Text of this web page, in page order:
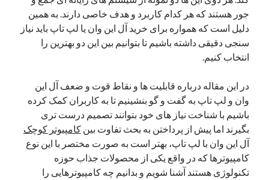
بایگانی‌ها
مارس 2026
ژانویه 2026
دسامبر 2025
نوامبر 2025
آگوست 2025
جولای 2025
ژوئن 2025
می 2025
جور هستند که هر کدام کاربرد و هدف خاصی دارند. به همین
دلیل است که همواره برای خرید آل این وان یا لپ تاپ باید نیاز
سنجی دقیقی داشته باشیم تا بتوانیم بین این دو بهترین را
انتخاب کنیم.
در این مقاله درباره قابلیت ها و نقاط قوت و ضعف آل این
وان و لپ تاپ به گفت و گو بنشینیم تا به کاربران کمک کرده
باشیم با شناخت نیاز های خود بتوانند تصمیم درست تری
بگیرند اما پیش از پرداختن به بحث تفاوت بینکامپیوتر کوچک
آل این وان با لپ تاپ، بهتر است به صورت مختصر با این نوع
کامپیوترها که در واقع یکی از محصولات جذاب حوزه
تکنولوژی هستند آشنا شویم و بدانیم چه کامپیوترهایی را